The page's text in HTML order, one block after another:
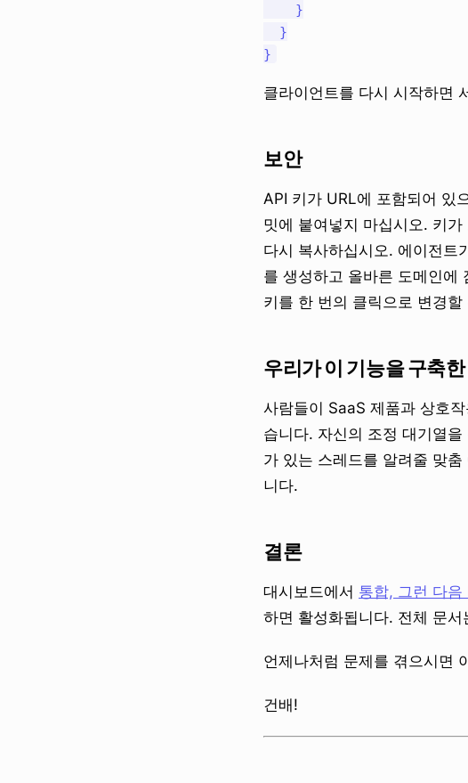
    }
  }
클라이언트를 다시 시작하면
보안
API 키가 URL에 포함되어 있
밋에 붙여넣지 마십시오. 키가
다시 복사하십시오. 에이전트
를 생성하고 올바른 도메인에
키를 한 번의 클릭으로 변경할
우리가 이 기능을 구축
사람들이 SaaS 제품과 상호
습니다. 자신의 조정 대기열
가 있는 스레드를 알려줄 맞
니다.
결론
대시보드에서 통합, 그런 다음
하면 활성화됩니다. 전체 문서
언제나처럼 문제를 겪으시면
건배!